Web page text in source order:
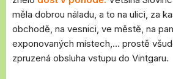
měla dobrou náladu, a to na ulici, za
obchodě, na vesnici, ve městě, na
exponovaných místech,… prostě
zpruzená obsluha vstupu do Vintgaru.